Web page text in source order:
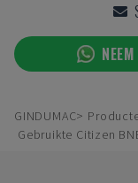
GINDUMAC
Gebruikte Citizen